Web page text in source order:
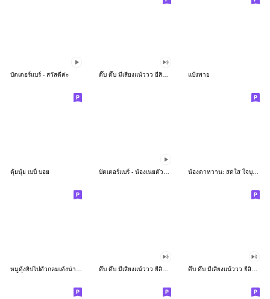
บัตเตอร์แบร์ - สวัสดีค่ะ แป้งพาย
ตุ้ยนุ้ย เบบี้ บอย น้องตาหวาน: สดใส ใจบุญ (สีพาสเทล)
หมูดุ้งฮิปโปตัวกลมเด้งน่ารัก ดึ๊บ ดึ๊บ มีเสียงแน้ววว ยี่สิบเจ็ด ดึ๊บ ดึ๊บ มีเสียงแน้ววว ยี่สิบหก